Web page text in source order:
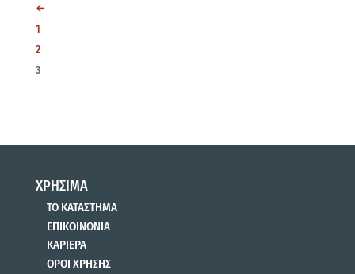
←
1
2
3
ΧΡΗΣΙΜΑ
ΤΟ ΚΑΤΑΣΤΗΜΑ
ΕΠΙΚΟΙΝΩΝΙΑ
ΚΑΡΙΕΡΑ
ΟΡΟΙ ΧΡΗΣΗΣ